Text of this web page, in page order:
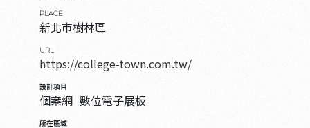
PLACE
新北市樹林區
URL
https://college-town.com.tw/
設計項目
個案網 數位電子展板
所在區域